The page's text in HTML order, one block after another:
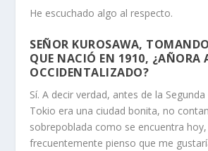
He escuchado algo al respecto.
SEÑOR KUROSAWA,
QUE NACIÓ EN 1910, ¿AÑORA
OCCIDENTALIZADO?
Sí. A decir verdad, antes de la
Tokio era una ciudad bonita, no
sobrepoblada como se encuentra
frecuentemente pienso que me